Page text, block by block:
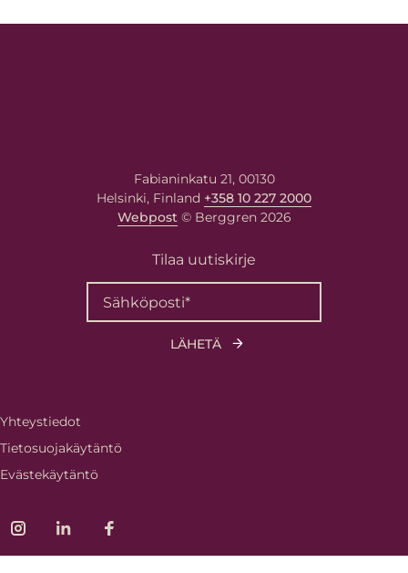
Fabianinkatu 21, 00130
Helsinki, Finland +358 10 227 2000
Webpost© Berggren 2026
Tilaa uutiskirje
Yhteystiedot
Tietosuojakäytäntö
Evästekäytäntö